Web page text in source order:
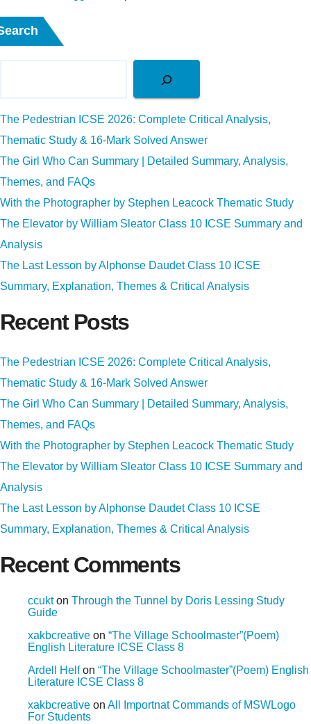
The Pedestrian ICSE 2026: Complete Critical Analysis,
Thematic Study & 16-Mark Solved Answer
The Girl Who Can Summary | Detailed Summary, Analysis,
Themes, and FAQs
With the Photographer by Stephen Leacock Thematic Study
The Elevator by William Sleator Class 10 ICSE Summary and
Analysis
The Last Lesson by Alphonse Daudet Class 10 ICSE
Summary, Explanation, Themes & Critical Analysis
Recent Posts
The Pedestrian ICSE 2026: Complete Critical Analysis,
Thematic Study & 16-Mark Solved Answer
The Girl Who Can Summary | Detailed Summary, Analysis,
Themes, and FAQs
With the Photographer by Stephen Leacock Thematic Study
The Elevator by William Sleator Class 10 ICSE Summary and
Analysis
The Last Lesson by Alphonse Daudet Class 10 ICSE
Summary, Explanation, Themes & Critical Analysis
Recent Comments
ccukton Through the Tunnel by Doris Lessing Study
Guide
xakbcreative on “The Village Schoolmaster”(Poem)
English Literature ICSE Class 8
Ardell Helfon “The Village Schoolmaster”(Poem) English
Literature ICSE Class 8
xakbcreative on All Importnat Commands of MSWLogo
For Students